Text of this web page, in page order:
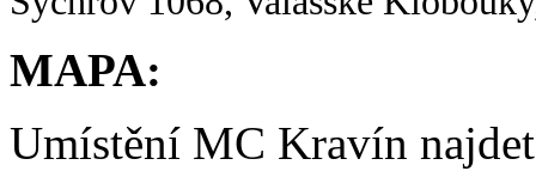
MAPA:
Umístění MC Kravín